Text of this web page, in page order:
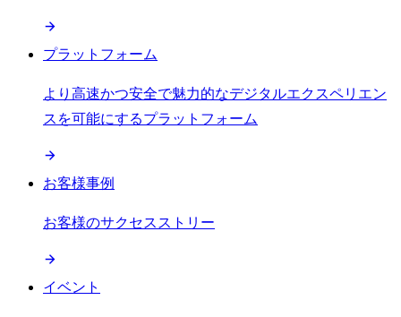
プラットフォーム
より高速かつ安全で魅力的なデジタルエクスペリエン
スを可能にするプラットフォーム
お客様事例
お客様のサクセスストリー
イベント